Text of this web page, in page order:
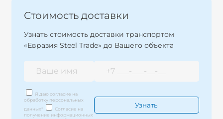
Стоимость доставки
Узнать стоимость доставки транспортом
«Евразия Steel Trade» до Вашего объекта
Я даю согласие на
обработку персональных
данных*
Согласие на
получение информационных